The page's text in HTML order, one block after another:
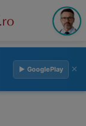
▶ GooglePlay ×